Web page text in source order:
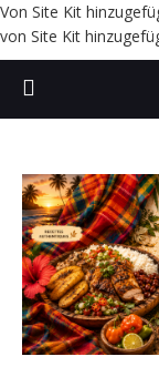
Von Site Kit
von Site Kit